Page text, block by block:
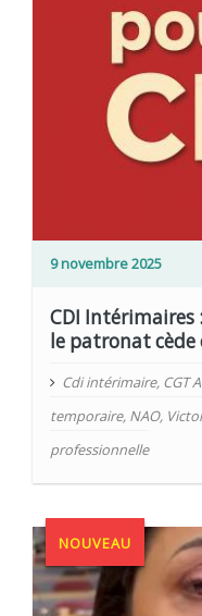
9 novembre 2025
CDI Intérimaires
le patronat
Cdi intérimaire, CGT
temporaire, NAO,
professionnelle
NOUVEAU